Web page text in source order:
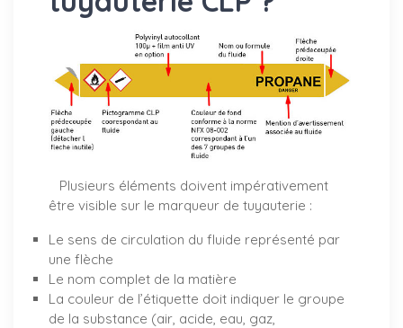
Plusieurs éléments doivent impérativement
être visible sur le marqueur de tuyauterie :
Le sens de circulation du fluide représenté par
une flèche
Le nom complet de la matière
La couleur de l’étiquette doit indiquer le groupe
de la substance (air, acide, eau, gaz,